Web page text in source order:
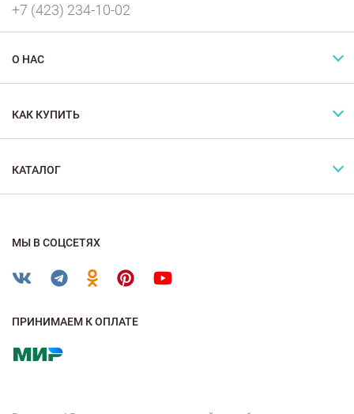
+7 (423) 234-10-02
О НАС
КАК КУПИТЬ
КАТАЛОГ
МЫ В СОЦСЕТЯХ
ПРИНИМАЕМ К ОПЛАТЕ